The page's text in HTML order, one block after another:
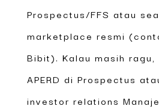
Prospectus/FFS atau
marketplace resmi
Bibit). Kalau masih
APERD di Prospectus
investor relations